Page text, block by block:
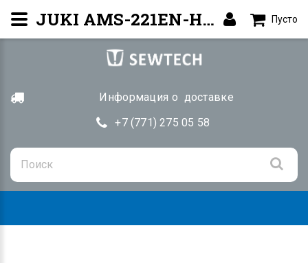
Информация о доставке
+7 (771) 275 05 58
Пусто
JUKI AMS-221EN-HS3020 — Программируемая машина | Алматы